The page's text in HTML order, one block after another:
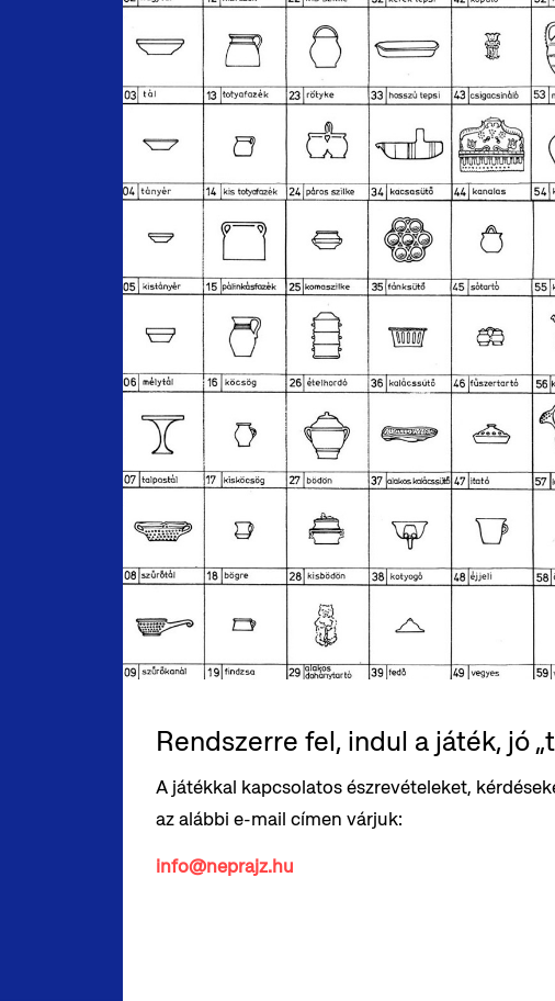
Rendszerre fel, indul a játék, jó
A játékkal kapcsolatos észrevételeket,
az alábbi e-mail címen várjuk:
info@neprajz.hu